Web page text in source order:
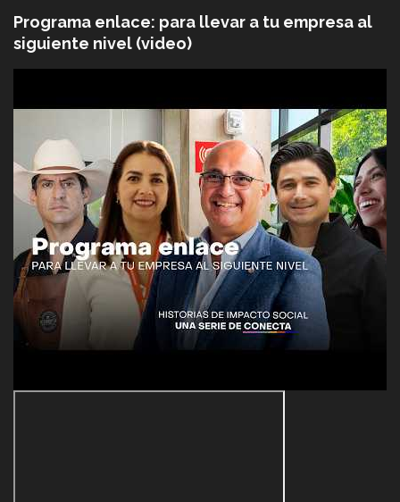
Programa enlace: para llevar a tu empresa al
siguiente nivel (video)